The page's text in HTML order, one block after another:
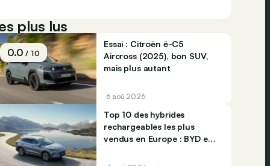
plus lus
0.0/ 10
Essai : Citroën ë-C5
Aircross (2025), bon SUV,
mais plus autant
6 aoû 2026
Top 10 des hybrides
rechargeables les plus
vendus en Europe : BYD et